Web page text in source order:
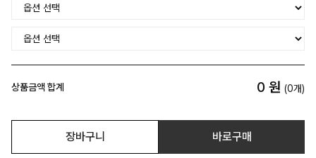
상품금액 합계 0 원 (0개)
장바구니 바로구매